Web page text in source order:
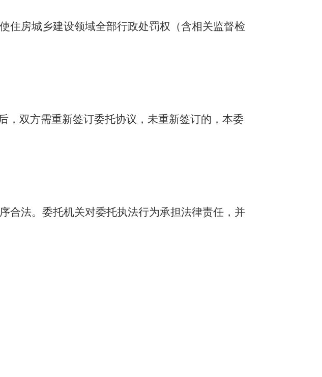
住房城乡建设领域全部行政处罚权（含相关监督检
，双方需重新签订委托协议，未重新签订的，本委
合法。委托机关对委托执法行为承担法律责任，并